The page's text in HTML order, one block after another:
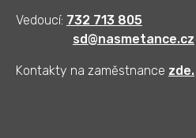
Vedoucí: 732 713 805
sd@nasmetance.cz
Kontakty na zaměstnance zde.